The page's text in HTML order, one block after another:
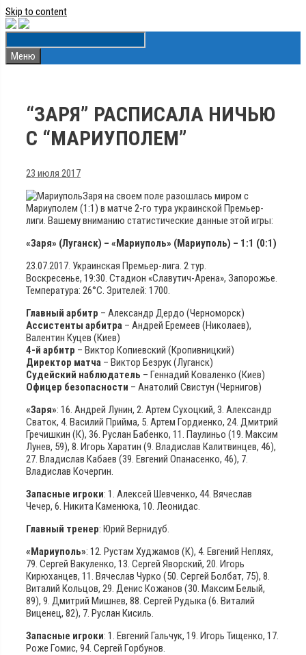
Skip to content
Меню
“ЗАРЯ” РАСПИСАЛА НИЧЬЮ
С “МАРИУПОЛЕМ”
23 июля 2017
Заря на своем поле разошлась миром с
Мариуполем (1:1) в матче 2-го тура украинской Премьер-
лиги. Вашему вниманию статистические данные этой игры:
«Заря» (Луганск) – «Мариуполь» (Мариуполь) – 1:1 (0:1)
23.07.2017. Украинская Премьер-лига. 2 тур.
Воскресенье, 19:30. Стадион «Славутич-Арена», Запорожье.
Температура: 26°С. Зрителей: 1700.
Главный арбитр – Александр Дердо (Черноморск)
Ассистенты арбитра – Андрей Еремеев (Николаев),
Валентин Куцев (Киев)
4-й арбитр – Виктор Копиевский (Кропивницкий)
Директор матча – Виктор Безрук (Луганск)
Судейский наблюдатель – Геннадий Коваленко (Киев)
Офицер безопасности – Анатолий Свистун (Чернигов)
«Заря»: 16. Андрей Лунин, 2. Артем Сухоцкий, 3. Александр
Сваток, 4. Василий Прийма, 5. Артем Гордиенко, 24. Дмитрий
Гречишкин (К), 36. Руслан Бабенко, 11. Паулиньо (19. Максим
Лунев, 59), 8. Игорь Харатин (9. Владислав Калитвинцев, 46),
27. Владислав Кабаев (39. Евгений Опанасенко, 46), 7.
Владислав Кочергин.
Запасные игроки: 1. Алексей Шевченко, 44. Вячеслав
Чечер, 6. Никита Каменюка, 10. Леонидас.
Главный тренер: Юрий Вернидуб.
«Мариуполь»: 12. Рустам Худжамов (К), 4. Евгений Неплях,
79. Сергей Вакуленко, 13. Сергей Яворский, 20. Игорь
Кирюханцев, 11. Вячеслав Чурко (50. Сергей Болбат, 75), 8.
Виталий Кольцов, 29. Денис Кожанов (30. Максим Белый,
89), 9. Дмитрий Мишнев, 88. Сергей Рудыка (6. Виталий
Виценец, 82), 7. Руслан Кисиль.
Запасные игроки: 1. Евгений Гальчук, 19. Игорь Тищенко, 17.
Роже Гомис, 94. Сергей Горбунов.